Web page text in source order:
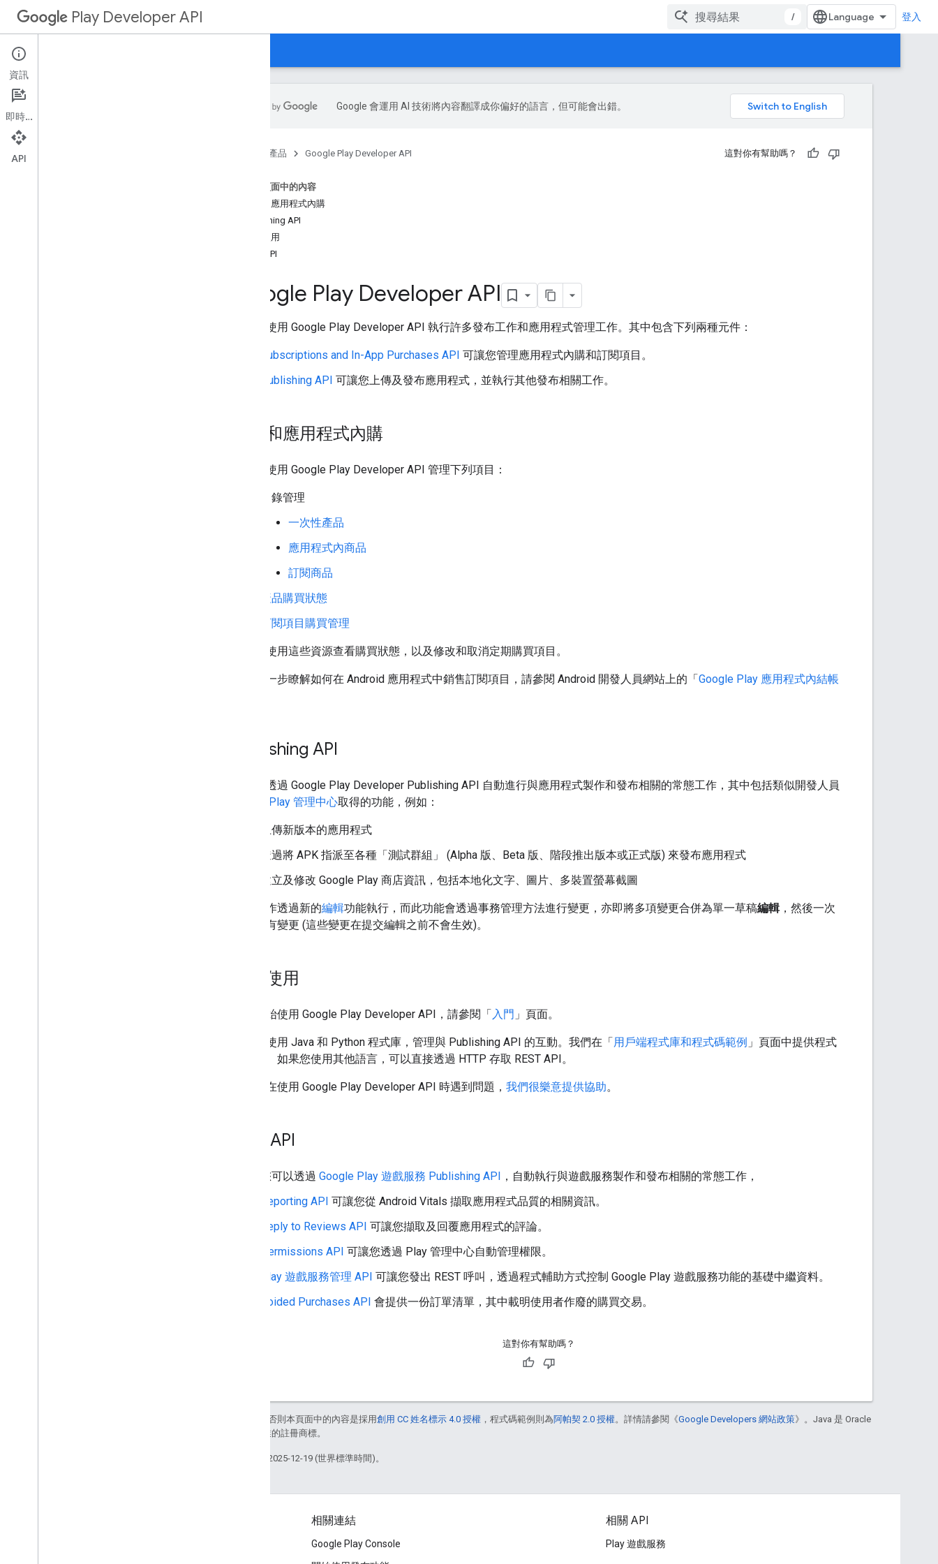
Play Developer API / 登入
總覽
開始使用
Google 會運用 AI 技術將內容翻譯成你偏好的語言，但可能會出錯。
產品 Google Play Developer API 這對你有幫助嗎？
這個頁面中的內容
訂閱和應用程式內購
Publishing API
開始使用
其他 API
Google Play Developer API
您可以使用 Google Play Developer API 執行許多發布工作和應用程式管理工作。其中包含下列兩種元件：
Subscriptions and In-App Purchases API 可讓您管理應用程式內購和訂閱項目。
Publishing API 可讓您上傳及發布應用程式，並執行其他發布相關工作。
訂閱和應用程式內購
您可以使用 Google Play Developer API 管理下列項目：
目錄管理
一次性產品
應用程式內商品
訂閱商品
產品購買狀態
訂閱項目購買管理
你可以使用這些資源查看購買狀態，以及修改和取消定期購買項目。
如要進一步瞭解如何在 Android 應用程式中銷售訂閱項目，請參閱 Android 開發人員網站上的「Google Play 應用程式內結帳
Publishing API
您可以透過 Google Play Developer Publishing API 自動進行與應用程式製作和發布相關的常態工作，其中包括類似開發人員
Play 管理中心取得的功能，例如：
上傳新版本的應用程式
透過將 APK 指派至各種「測試群組」
(Alpha 版、Beta 版、階段推出版本或正式版) 來發布應用程式
建立及修改 Google Play 商店資訊，包括本地化文字、圖片、多裝置螢幕截圖
這些工作透過新的編輯功能執行，而此功能會透過事務管理方法進行變更，亦即將多項變更合併為單一草稿編輯，然後一次
提交所有變更 (這些變更在提交編輯之前不會生效)。
開始使用
如要開始使用 Google Play Developer API，請參閱「入門 」頁面。
您可以使用 Java 和 Python 程式庫，管理與 Publishing API 的互動。我們在「用戶端程式庫和程式碼範例 」頁面中提供程式
碼範例。如果您使用其他語言，可以直接透過 HTTP 存取 REST API。
如果您在使用 Google Play Developer API 時遇到問題， 我們很樂意提供協助。
其他 API
您可以透過 Google Play 遊戲服務 Publishing API ，自動執行與遊戲服務製作和發布相關的常態工作，
Reporting API 可讓您從 Android Vitals 擷取應用程式品質的相關資訊。
Reply to Reviews API 可讓您擷取及回覆應用程式的評論。
Permissions API 可讓您透過 Play 管理中心自動管理權限。
Play 遊戲服務管理 API 可讓您發出 REST 呼叫，透過程式輔助方式控制 Google Play 遊戲服務功能的基礎中繼資料。
Voided Purchases API 會提供一份訂單清單，其中載明使用者作廢的購買交易。
這對你有幫助嗎？
除非另有註明，否則本頁面中的內容是採用創用 CC 姓名標示 4.0 授權 ，程式碼範例則為阿帕契 2.0 授權。詳情請參閱《Google Developers 網站政策》。Java 是 Oracle
和/或其關聯企業的註冊商標。
上次更新時間：2025-12-19 (世界標準時間)。
相關連結
Google Play Console
相關 API
Play 遊戲服務
資訊
即時通訊
API